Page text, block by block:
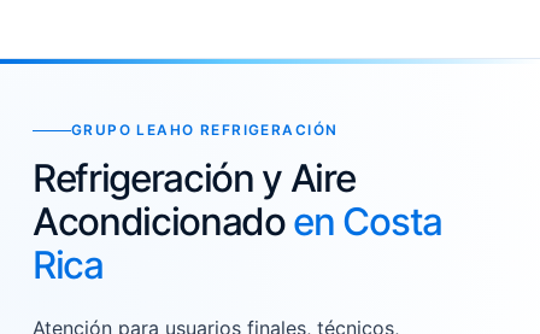
GRUPO LEAHO REFRIGERACIÓN
Refrigeración y Aire
Acondicionadoen Costa
Rica
Atención para usuarios finales, técnicos,